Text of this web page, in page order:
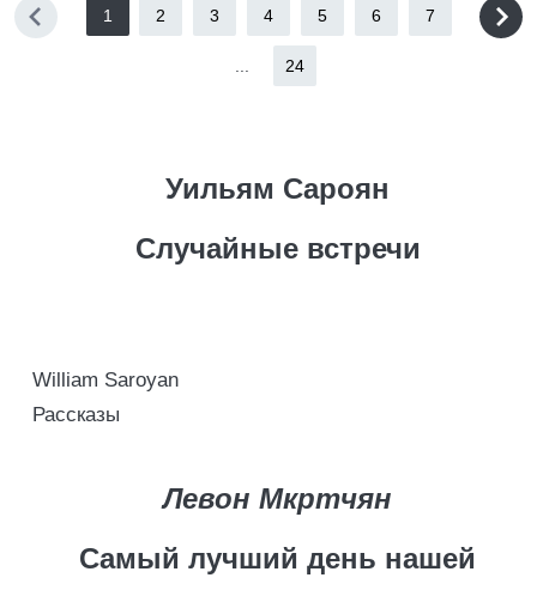
1 2 3 4 5 6 7
24
Уильям Сароян
Случайные встречи
William Saroyan
Рассказы
Левон Мкртчян
Самый лучший день нашей